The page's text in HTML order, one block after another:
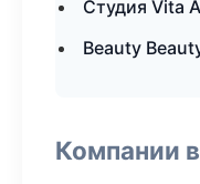
Студия Vita
Beauty
Компании